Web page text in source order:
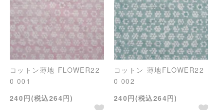
コットン薄地-FLOWER22
0 001
240円(税込264円)
コットン-薄地FLOWER22
0 002
240円(税込264円)